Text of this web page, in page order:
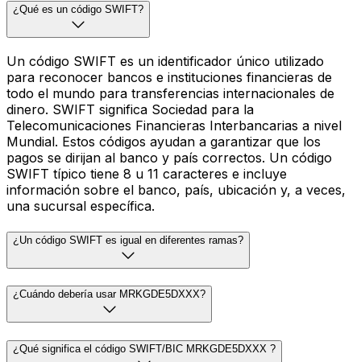
¿Qué es un código SWIFT?
Un código SWIFT es un identificador único utilizado
para reconocer bancos e instituciones financieras de
todo el mundo para transferencias internacionales de
dinero. SWIFT significa Sociedad para la
Telecomunicaciones Financieras Interbancarias a nivel
Mundial. Estos códigos ayudan a garantizar que los
pagos se dirijan al banco y país correctos. Un código
SWIFT típico tiene 8 u 11 caracteres e incluye
información sobre el banco, país, ubicación y, a veces,
una sucursal específica.
¿Un código SWIFT es igual en diferentes ramas?
¿Cuándo debería usar MRKGDE5DXXX?
¿Qué significa el código SWIFT/BIC MRKGDE5DXXX ?